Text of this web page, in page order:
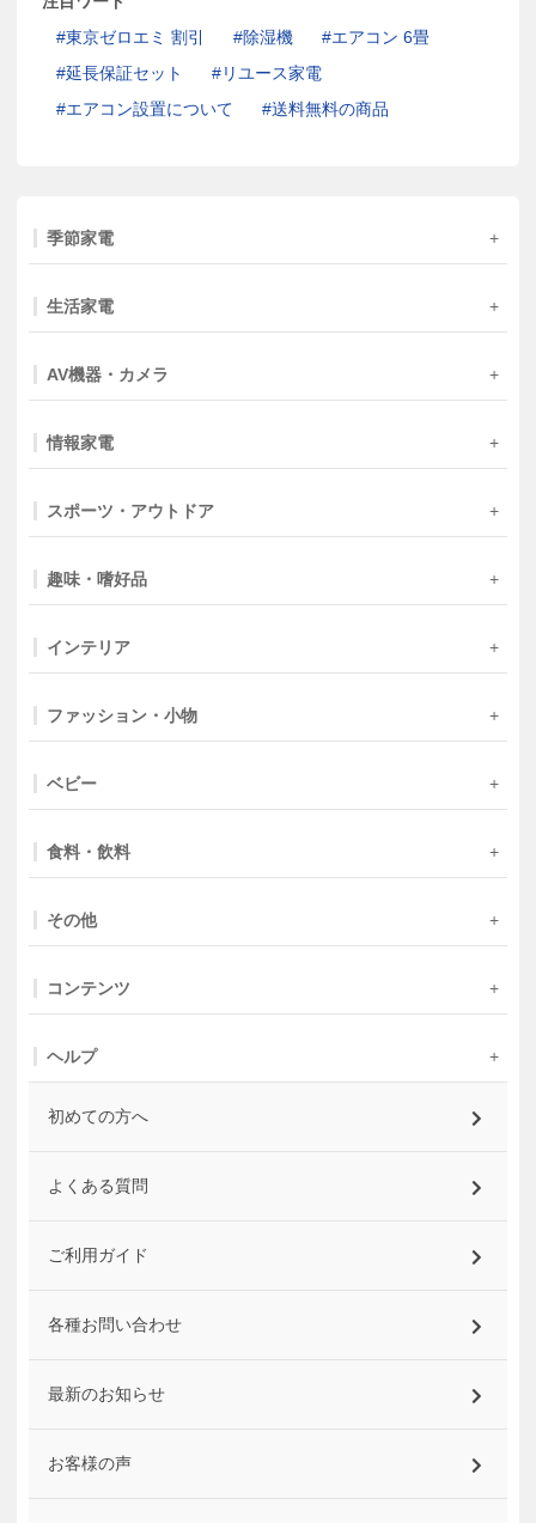
東京ゼロエミ 割引
除湿機
エアコン 6畳
延長保証セット
リユース家電
エアコン設置について
送料無料の商品
季節家電
生活家電
AV機器・カメラ
情報家電
スポーツ・アウトドア
趣味・嗜好品
インテリア
ファッション・小物
ベビー
食料・飲料
その他
コンテンツ
ヘルプ
初めての方へ
よくある質問
ご利用ガイド
各種お問い合わせ
最新のお知らせ
お客様の声